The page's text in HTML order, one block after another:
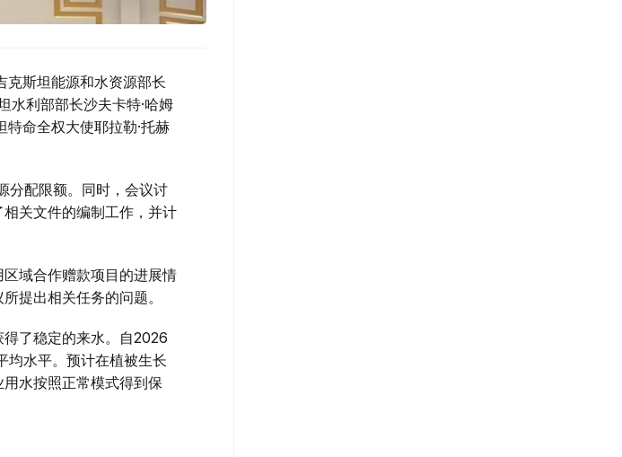
克斯坦能源和水资源部长
水利部部长沙夫卡特·哈姆
命全权大使耶拉勒·托赫
分配限额。同时，会议讨
关文件的编制工作，并计
域合作赠款项目的进展情
提出相关任务的问题。
了稳定的来水。自2026
均水平。预计在植被生长
水按照正常模式得到保